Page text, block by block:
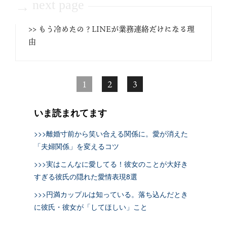
>> もう冷めたの？LINEが業務連絡だけになる理
由
1 2 3
いま読まれてます
>>>離婚寸前から笑い合える関係に。愛が消えた
「夫婦関係」を変えるコツ
>>>実はこんなに愛してる！彼女のことが大好き
すぎる彼氏の隠れた愛情表現8選
>>>円満カップルは知っている。落ち込んだとき
に彼氏・彼女が「してほしい」こと